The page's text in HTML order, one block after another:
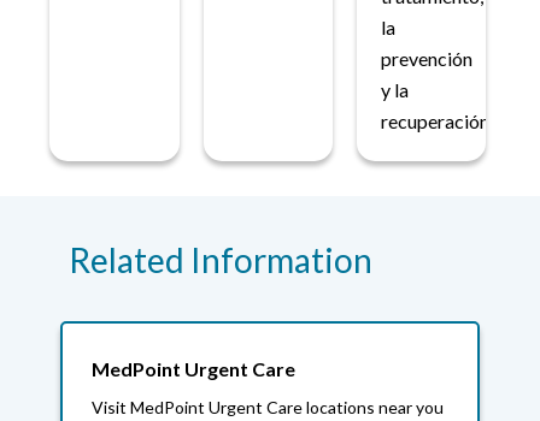
la
prevención
y la
recuperación.
Related Information
MedPoint Urgent Care
Visit MedPoint Urgent Care locations near you